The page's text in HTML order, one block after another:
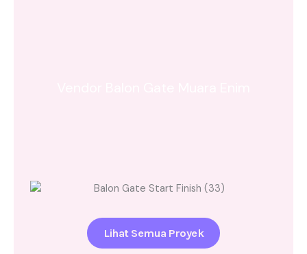
Lihat Semua Proyek